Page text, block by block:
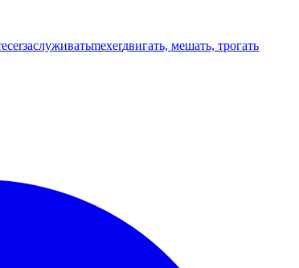
заслуживатьmexerдвигать, мешать, трогать